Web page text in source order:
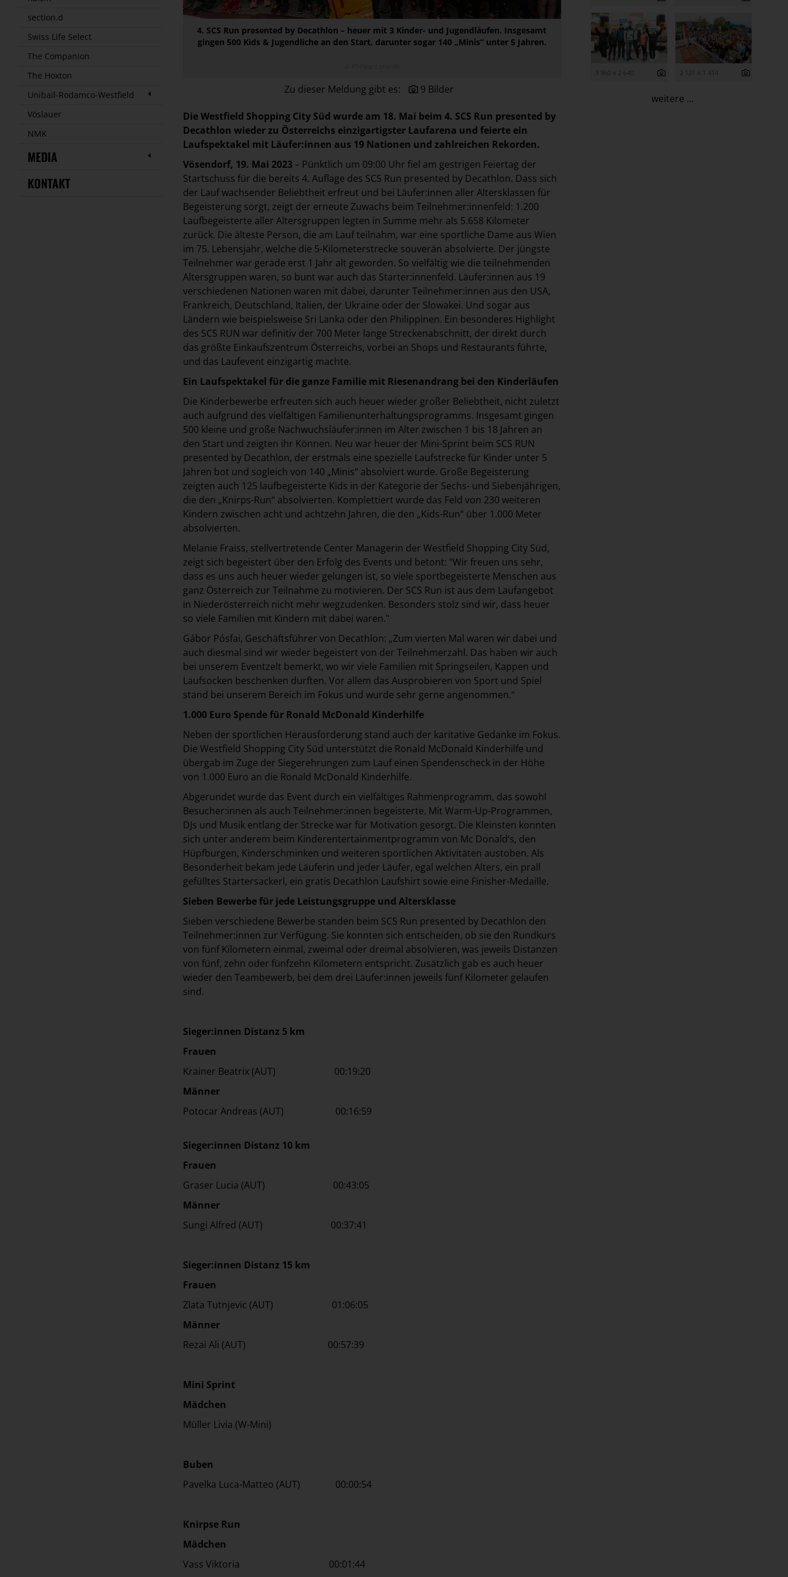
section.d
Swiss Life Select
The Companion
The Hoxton
Unibail-Rodamco-Westfield
Vöslauer
NMK
MEDIA
KONTAKT
4. SCS Run presented by Decathlon – heuer mit 3 Kinder- und Jugendläufen. Insgesamt
gingen 500 Kids & Jugendliche an den Start, darunter sogar 140 „Minis“ unter 5 Jahren.
Zu dieser Meldung gibt es: 9 Bilder
Die Westfield Shopping City Süd wurde am 18. Mai beim 4. SCS Run presented by
Decathlon wieder zu Österreichs einzigartigster Laufarena und feierte ein
Laufspektakel mit Läufer:innen aus 19 Nationen und zahlreichen Rekorden.
Vösendorf, 19. Mai 2023 – Pünktlich um 09:00 Uhr fiel am gestrigen Feiertag der
Startschuss für die bereits 4. Auflage des SCS Run presented by Decathlon. Dass sich
der Lauf wachsender Beliebtheit erfreut und bei Läufer:innen aller Altersklassen für
Begeisterung sorgt, zeigt der erneute Zuwachs beim Teilnehmer:innenfeld: 1.200
Laufbegeisterte aller Altersgruppen legten in Summe mehr als 5.658 Kilometer
zurück. Die älteste Person, die am Lauf teilnahm, war eine sportliche Dame aus Wien
im 75. Lebensjahr, welche die 5-Kilometerstrecke souverän absolvierte. Der jüngste
Teilnehmer war gerade erst 1 Jahr alt geworden. So vielfältig wie die teilnehmenden
Altersgruppen waren, so bunt war auch das Starter:innenfeld. Läufer:innen aus 19
verschiedenen Nationen waren mit dabei, darunter Teilnehmer:innen aus den USA,
Frankreich, Deutschland, Italien, der Ukraine oder der Slowakei. Und sogar aus
Ländern wie beispielsweise Sri Lanka oder den Philippinen. Ein besonderes Highlight
des SCS RUN war definitiv der 700 Meter lange Streckenabschnitt, der direkt durch
das größte Einkaufszentrum Österreichs, vorbei an Shops und Restaurants führte,
und das Laufevent einzigartig machte.
Ein Laufspektakel für die ganze Familie mit Riesenandrang bei den Kinderläufen
Die Kinderbewerbe erfreuten sich auch heuer wieder großer Beliebtheit, nicht zuletzt
auch aufgrund des vielfältigen Familienunterhaltungsprogramms. Insgesamt gingen
500 kleine und große Nachwuchsläufer:innen im Alter zwischen 1 bis 18 Jahren an
den Start und zeigten ihr Können. Neu war heuer der Mini-Sprint beim SCS RUN
presented by Decathlon, der erstmals eine spezielle Laufstrecke für Kinder unter 5
Jahren bot und sogleich von 140 „Minis“ absolviert wurde. Große Begeisterung
zeigten auch 125 laufbegeisterte Kids in der Kategorie der Sechs- und Siebenjährigen,
die den „Knirps-Run“ absolvierten. Komplettiert wurde das Feld von 230 weiteren
Kindern zwischen acht und achtzehn Jahren, die den „Kids-Run“ über 1.000 Meter
absolvierten.
Melanie Fraiss, stellvertretende Center Managerin der Westfield Shopping City Süd,
zeigt sich begeistert über den Erfolg des Events und betont: "Wir freuen uns sehr,
dass es uns auch heuer wieder gelungen ist, so viele sportbegeisterte Menschen aus
ganz Österreich zur Teilnahme zu motivieren. Der SCS Run ist aus dem Laufangebot
in Niederösterreich nicht mehr wegzudenken. Besonders stolz sind wir, dass heuer
so viele Familien mit Kindern mit dabei waren."
Gábor Pósfai, Geschäftsführer von Decathlon: „Zum vierten Mal waren wir dabei und
auch diesmal sind wir wieder begeistert von der Teilnehmerzahl. Das haben wir auch
bei unserem Eventzelt bemerkt, wo wir viele Familien mit Springseilen, Kappen und
Laufsocken beschenken durften. Vor allem das Ausprobieren von Sport und Spiel
stand bei unserem Bereich im Fokus und wurde sehr gerne angenommen.“
1.000 Euro Spende für Ronald McDonald Kinderhilfe
Neben der sportlichen Herausforderung stand auch der karitative Gedanke im Fokus.
Die Westfield Shopping City Süd unterstützt die Ronald McDonald Kinderhilfe und
übergab im Zuge der Siegerehrungen zum Lauf einen Spendenscheck in der Höhe
von 1.000 Euro an die Ronald McDonald Kinderhilfe.
Abgerundet wurde das Event durch ein vielfältiges Rahmenprogramm, das sowohl
Besucher:innen als auch Teilnehmer:innen begeisterte. Mit Warm-Up-Programmen,
DJs und Musik entlang der Strecke war für Motivation gesorgt. Die Kleinsten konnten
sich unter anderem beim Kinderentertainmentprogramm von Mc Donald‘s, den
Hüpfburgen, Kinderschminken und weiteren sportlichen Aktivitäten austoben. Als
Besonderheit bekam jede Läuferin und jeder Läufer, egal welchen Alters, ein prall
gefülltes Startersackerl, ein gratis Decathlon Laufshirt sowie eine Finisher-Medaille.
Sieben Bewerbe für jede Leistungsgruppe und Altersklasse
Sieben verschiedene Bewerbe standen beim SCS Run presented by Decathlon den
Teilnehmer:innen zur Verfügung. Sie konnten sich entscheiden, ob sie den Rundkurs
von fünf Kilometern einmal, zweimal oder dreimal absolvieren, was jeweils Distanzen
von fünf, zehn oder fünfzehn Kilometern entspricht. Zusätzlich gab es auch heuer
wieder den Teambewerb, bei dem drei Läufer:innen jeweils fünf Kilometer gelaufen
sind.
Sieger:innen Distanz 5 km
Frauen
Krainer Beatrix (AUT) 00:19:20
Männer
Potocar Andreas (AUT) 00:16:59
Sieger:innen Distanz 10 km
Frauen
Graser Lucia (AUT) 00:43:05
Männer
Sungi Alfred (AUT) 00:37:41
Sieger:innen Distanz 15 km
Frauen
Zlata Tutnjevic (AUT) 01:06:05
Männer
Rezai Ali (AUT) 00:57:39
Mini Sprint
Mädchen
Müller Livia (W-Mini)
Buben
Pavelka Luca-Matteo (AUT) 00:00:54
Knirpse Run
Mädchen
Vass Viktoria 00:01:44
3 960 x 2 640 2 121 x 1 414
weitere ...